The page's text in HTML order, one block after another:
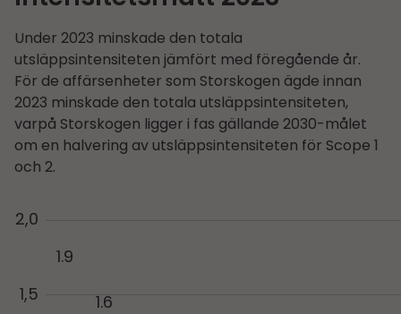
Under 2023 minskade den totala
utsläppsintensiteten jämfört med föregående år.
För de affärsenheter som Storskogen ägde innan
2023 minskade den totala utsläppsintensiteten,
varpå Storskogen ligger i fas gällande 2030-målet
om en halvering av utsläppsintensiteten för Scope 1
och 2.
2,0
1,5
1.9
1.6